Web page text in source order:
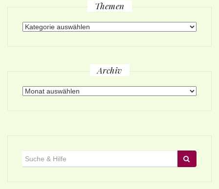
Themen
Themen
Archiv
Archiv